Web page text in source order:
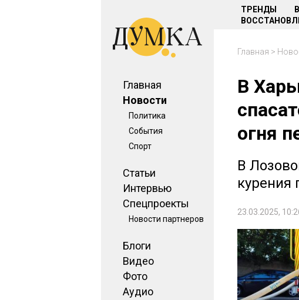
Главная
Новости
Политика
События
Спорт
Статьи
Интервью
Спецпроекты
Новости партнеров
Блоги
Видео
Фото
Аудио
ТРЕНДЫ
Главная >
В
огня
В
курения
23.03.2025,